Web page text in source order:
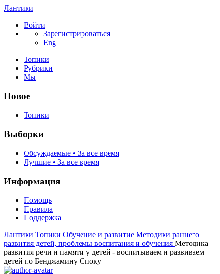
Лантики
Войти
Зарегистрироваться
Eng
Топики
Рубрики
Мы
Новое
Топики
Выборки
Обсуждаемые • За все время
Лучшие • За все время
Информация
Помощь
Правила
Поддержка
Лантики Топики Обучение и развитие Методики раннего
развития детей, проблемы воспитания и обучения Методика
развития речи и памяти у детей - воспитываем и развиваем
детей по Бенджамину Споку